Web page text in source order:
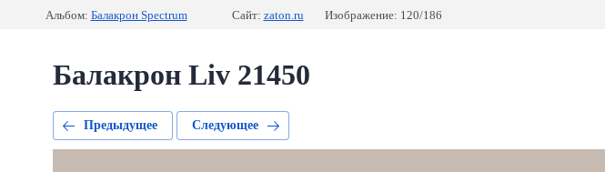
Альбом: Балакрон Spectrum Сайт: zaton.ru Изображение: 120/186
Балакрон Liv 21450
Предыдущее Следующее